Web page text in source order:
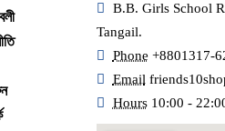
B.B. Girls School
Tangail.
Phone +8801317-
Email
Hours 10:00 -